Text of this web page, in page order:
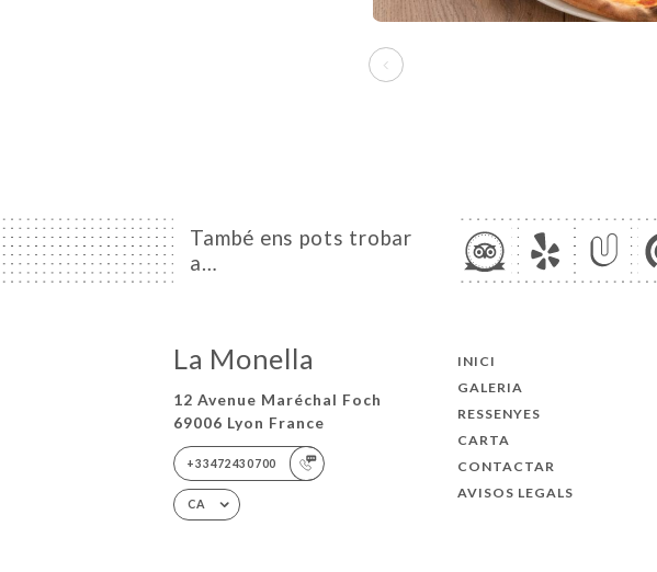
També ens pots trobar
a…
La Monella
12 Avenue Maréchal Foch
69006 Lyon France
+33472430700
CA
INICI
GALERIA
RESSENYES
CARTA
CONTACTAR
AVISOS LEGALS